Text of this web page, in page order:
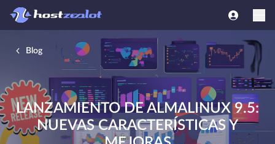
Blog
LANZAMIENTO DE ALMALINUX 9.5:
NUEVAS CARACTERÍSTICAS Y